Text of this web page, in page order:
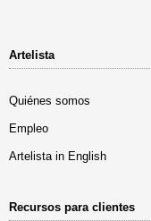
Artelista
Quiénes somos
Empleo
Artelista in English
Recursos para clientes